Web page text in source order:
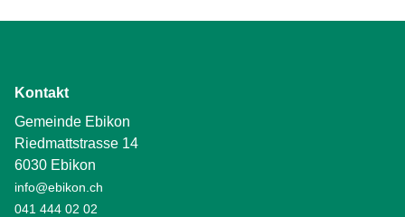
Kontakt
Gemeinde Ebikon
Riedmattstrasse 14
6030 Ebikon
info@ebikon.ch
041 444 02 02